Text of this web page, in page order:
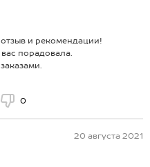
и рекомендации!
порадовала.
0
20 августа 2021